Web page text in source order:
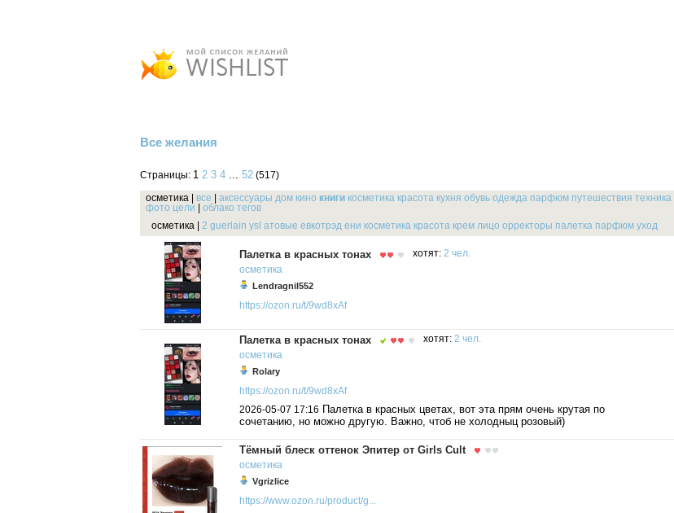
Все желания
Страницы: 1 2 3 4 ... 52 (517)
осметика все аксессуары дом кино книги косметика красота кухня обувь одежда парфюм путешествия техника
фото цели
облако тегов
осметика
2 guerlain ysl атовые евкотрэд ени косметика красота крем лицо орректоры палетка парфюм уход
Палетка в красных тонах хотят: 2 чел.
осметика
Lendragnil552
https://ozon.ru/t/9wd8xAf
Палетка в красных тонах хотят: 2 чел.
осметика
Rolary
https://ozon.ru/t/9wd8xAf
2026-05-07 17:16 Палетка в красных цветах, вот эта прям очень крутая по
сочетанию, но можно другую. Важно, чтоб не холодныц розовый)
Тёмный блеск оттенок Эпитер от Girls Cult
осметика
Vgrizlice
https://www.ozon.ru/product/g...